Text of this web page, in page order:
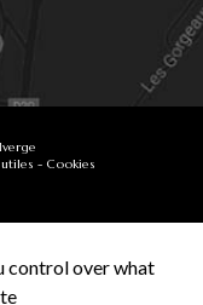
- Cookies
control over what